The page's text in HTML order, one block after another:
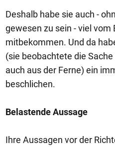
Deshalb habe sie auch -
gewesen zu sein - viel vom
mitbekommen. Und da
(sie beobachtete die
auch aus der Ferne) ein
beschlichen.
Belastende Aussage
Ihre Aussagen vor der